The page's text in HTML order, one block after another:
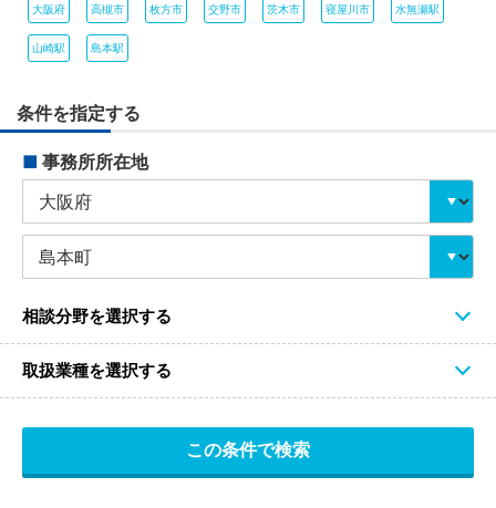
大阪府 高槻市 枚方市 交野市 茨木市 寝屋川市 水無瀬駅
山崎駅 島本駅
条件を指定する
■ 事務所所在地
相談分野を選択する
取扱業種を選択する